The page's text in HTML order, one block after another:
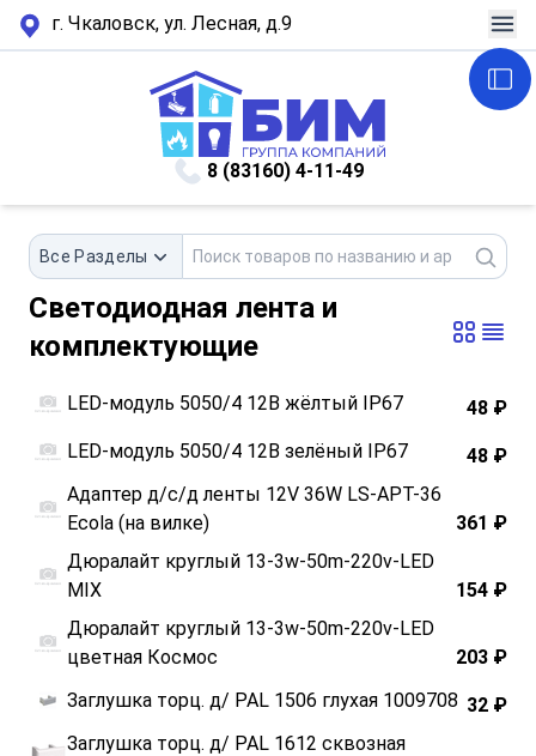
г. Чкаловск, ул. Лесная, д.9
8 (83160) 4-11-49
Все Разделы
Светодиодная лента и
комплектующие
LED-модуль 5050/4 12В жёлтый IP67
48 ₽
LED-модуль 5050/4 12В зелёный IP67
48 ₽
Адаптер д/с/д ленты 12V 36W LS-АРТ-36
Ecola (на вилке)
361 ₽
Дюралайт круглый 13-3w-50m-220v-LED
MIX
154 ₽
Дюралайт круглый 13-3w-50m-220v-LED
цветная Космос
203 ₽
Заглушка торц. д/ РАL 1506 глухая 1009708 32 ₽
Заглушка торц. д/ РАL 1612 сквозная